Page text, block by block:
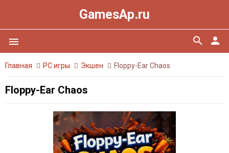
GamesAp.ru
menu person
search
Главная PC игры Экшен Floppy-Ear Chaos
Floppy-Ear Chaos